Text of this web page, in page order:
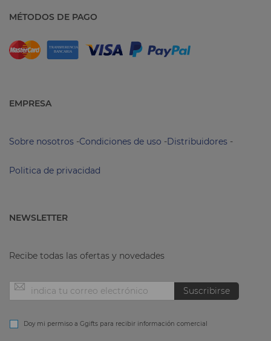
MÉTODOS DE PAGO
EMPRESA
Sobre nosotros -Condiciones de uso -Distribuidores -
Politica de privacidad
NEWSLETTER
Recibe todas las ofertas y novedades
Inscríbase
a
Suscribirse
Doy mi permiso a Ggifts para recibir información comercial